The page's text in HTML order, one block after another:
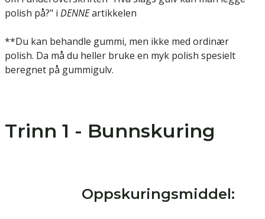
polish på?" i DENNEartikkelen
**Du kan behandle gummi, men ikke med ordinær
polish. Da må du heller bruke en myk polish spesielt
beregnet på gummigulv.
Trinn 1 - Bunnskuring
Oppskuringsmiddel: